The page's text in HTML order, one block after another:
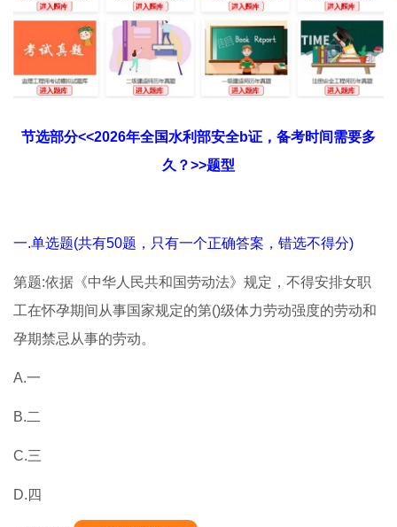
节选部分<<2026年全国水利部安全b证，备考时间需要多
久？>>题型
一.单选题(共有50题，只有一个正确答案，错选不得分)
第题:依据《中华人民共和国劳动法》规定，不得安排女职
工在怀孕期间从事国家规定的第()级体力劳动强度的劳动和
孕期禁忌从事的劳动。
A.一
B.二
C.三
D.四